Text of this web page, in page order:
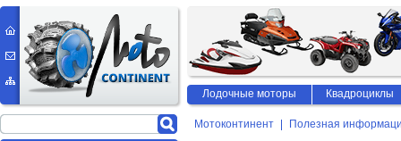
Мотоконтинент Полезная
Лодочные моторы Квадроциклы